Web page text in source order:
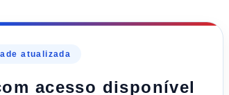
atualizada
acesso disponível